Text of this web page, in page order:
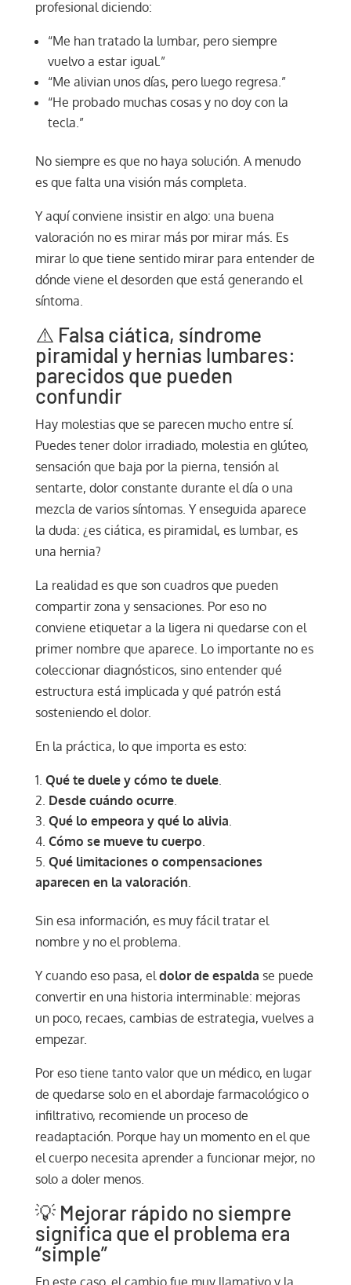
profesional diciendo:
“Me han tratado la lumbar, pero siempre
vuelvo a estar igual.”
“Me alivian unos días, pero luego regresa.”
“He probado muchas cosas y no doy con la
tecla.”
No siempre es que no haya solución. A menudo
es que falta una visión más completa.
Y aquí conviene insistir en algo: una buena
valoración no es mirar más por mirar más. Es
mirar lo que tiene sentido mirar para entender de
dónde viene el desorden que está generando el
síntoma.
⚠️ Falsa ciática, síndrome
piramidal y hernias lumbares:
parecidos que pueden
confundir
Hay molestias que se parecen mucho entre sí.
Puedes tener dolor irradiado, molestia en glúteo,
sensación que baja por la pierna, tensión al
sentarte, dolor constante durante el día o una
mezcla de varios síntomas. Y enseguida aparece
la duda: ¿es ciática, es piramidal, es lumbar, es
una hernia?
La realidad es que son cuadros que pueden
compartir zona y sensaciones. Por eso no
conviene etiquetar a la ligera ni quedarse con el
primer nombre que aparece. Lo importante no es
coleccionar diagnósticos, sino entender qué
estructura está implicada y qué patrón está
sosteniendo el dolor.
En la práctica, lo que importa es esto:
Qué te duele y cómo te duele.
Desde cuándo ocurre.
Qué lo empeora y qué lo alivia.
Cómo se mueve tu cuerpo.
Qué limitaciones o compensaciones
aparecen en la valoración.
Sin esa información, es muy fácil tratar el
nombre y no el problema.
Y cuando eso pasa, eldolor de espalda se puede
convertir en una historia interminable: mejoras
un poco, recaes, cambias de estrategia, vuelves a
empezar.
Por eso tiene tanto valor que un médico, en lugar
de quedarse solo en el abordaje farmacológico o
infiltrativo, recomiende un proceso de
readaptación. Porque hay un momento en el que
el cuerpo necesita aprender a funcionar mejor, no
solo a doler menos.
💡 Mejorar rápido no siempre
significa que el problema era
“simple”
En este caso, el cambio fue muy llamativo y la